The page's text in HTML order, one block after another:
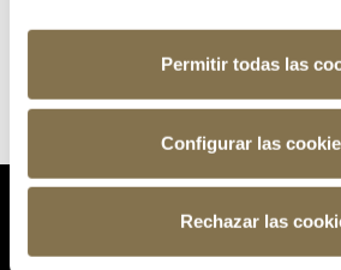
Permitir todas las
Configurar las
Rechazar las